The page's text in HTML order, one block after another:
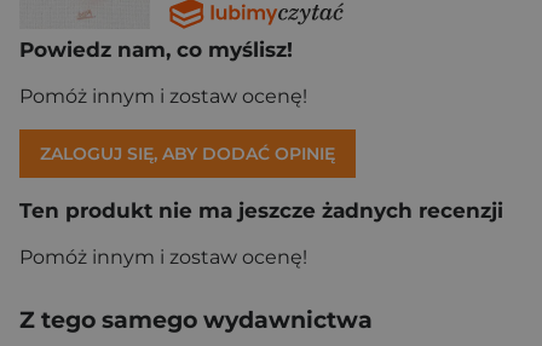
Powiedz nam, co myślisz!
Pomóż innym i zostaw ocenę!
ZALOGUJ SIĘ, ABY DODAĆ OPINIĘ
Ten produkt nie ma jeszcze żadnych recenzji
Pomóż innym i zostaw ocenę!
Z tego samego wydawnictwa